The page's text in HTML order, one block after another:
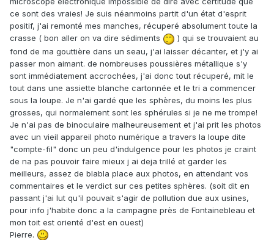
ce sont des vraies! Je suis néanmoins partit d'un état d'esprit
positif, j'ai remonté mes manches, récuperé absolument toute la
crasse ( bon aller on va dire sédiments
) qui se trouvaient au
fond de ma gouttière dans un seau, j'ai laisser décanter, et j'y ai
passer mon aimant. de nombreuses poussières métallique s'y
sont immédiatement accrochées, j'ai donc tout récuperé, mit le
tout dans une assiette blanche cartonnée et le tri a commencer
sous la loupe. Je n'ai gardé que les sphères, du moins les plus
grosses, qui normalement sont les sphérules si je ne me trompe!
Je n'ai pas de binoculaire malheureusement et j'ai prit les photos
avec un vieil appareil photo numérique a travers la loupe dite
"compte-fil" donc un peu d'indulgence pour les photos je craint
de na pas pouvoir faire mieux j ai deja trillé et garder les
meilleurs, assez de blabla place aux photos, en attendant vos
commentaires et le verdict sur ces petites sphères. (soit dit en
passant j'ai lut qu'il pouvait s'agir de pollution due aux usines,
pour info j'habite donc a la campagne près de Fontainebleau et
mon toit est orienté d'est en ouest)
Pierre.